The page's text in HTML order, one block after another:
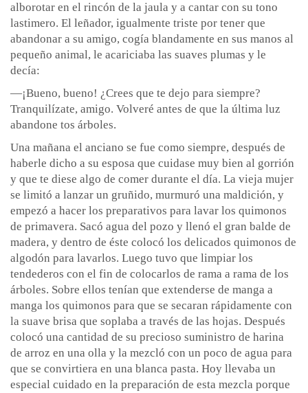
alborotar en el rincón de la jaula y a cantar con su tono
lastimero. El leñador, igualmente triste por tener que
abandonar a su amigo, cogía blandamente en sus manos al
pequeño animal, le acariciaba las suaves plumas y le
decía:
—¡Bueno, bueno! ¿Crees que te dejo para siempre?
Tranquilízate, amigo. Volveré antes de que la última luz
abandone tos árboles.
Una mañana el anciano se fue como siempre, después de
haberle dicho a su esposa que cuidase muy bien al gorrión
y que te diese algo de comer durante el día. La vieja mujer
se limitó a lanzar un gruñido, murmuró una maldición, y
empezó a hacer los preparativos para lavar los quimonos
de primavera. Sacó agua del pozo y llenó el gran balde de
madera, y dentro de éste colocó los delicados quimonos de
algodón para lavarlos. Luego tuvo que limpiar los
tendederos con el fin de colocarlos de rama a rama de los
árboles. Sobre ellos tenían que extenderse de manga a
manga los quimonos para que se secaran rápidamente con
la suave brisa que soplaba a través de las hojas. Después
colocó una cantidad de su precioso suministro de harina
de arroz en una olla y la mezcló con un poco de agua para
que se convirtiera en una blanca pasta. Hoy llevaba un
especial cuidado en la preparación de esta mezcla porque